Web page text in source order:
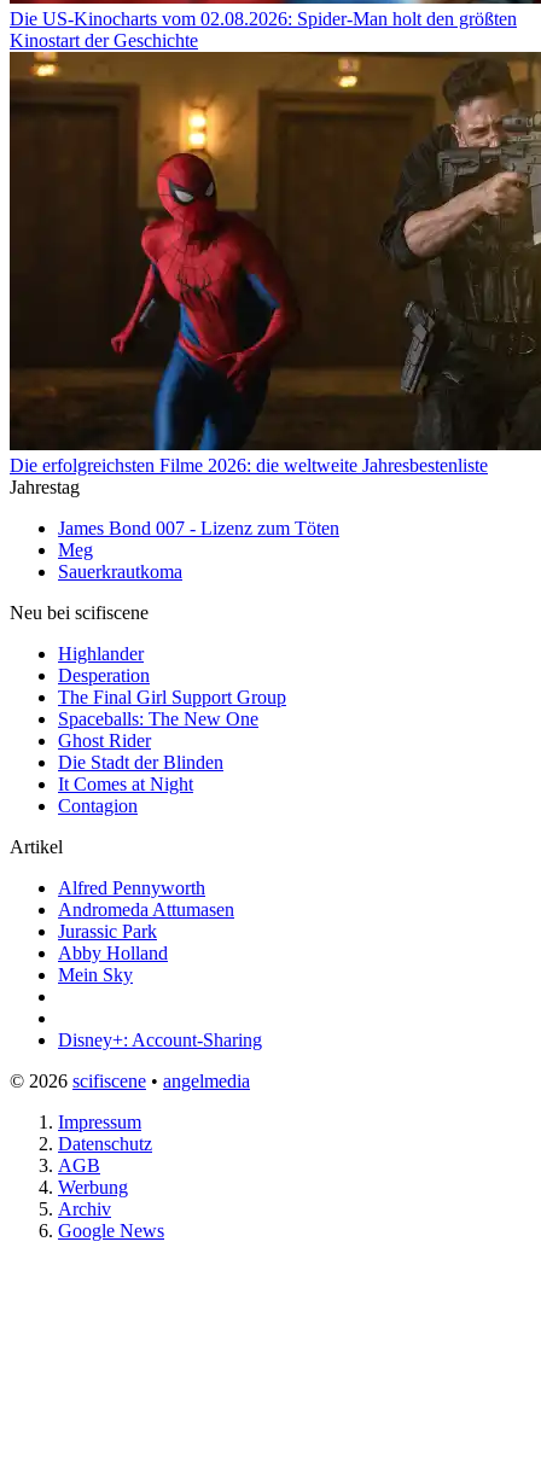
Die US-Kinocharts vom 02.08.2026: Spider-Man holt den größten
Kinostart der Geschichte
Die erfolgreichsten Filme 2026: die weltweite Jahresbestenliste
Jahrestag
James Bond 007 - Lizenz zum Töten
Meg
Sauerkrautkoma
Neu bei scifiscene
Highlander
Desperation
The Final Girl Support Group
Spaceballs: The New One
Ghost Rider
Die Stadt der Blinden
It Comes at Night
Contagion
Artikel
Alfred Pennyworth
Andromeda Attumasen
Jurassic Park
Abby Holland
Mein Sky
Disney+: Account-Sharing
© 2026 scifiscene • angelmedia
Impressum
Datenschutz
AGB
Werbung
Archiv
Google News